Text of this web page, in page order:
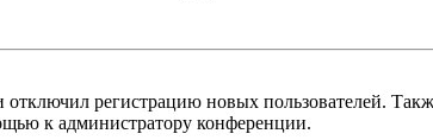
регистрацию новых пользователей.
к администратору конференции.